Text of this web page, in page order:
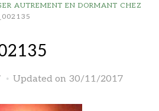
AUTREMENT EN DORMANT CHEZ
Updated on 30/11/2017